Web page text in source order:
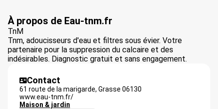
À propos de Eau-tnm.fr
TnM
Tnm, adoucisseurs d'eau et filtres sous évier. Votre
partenaire pour la suppression du calcaire et des
indésirables. Diagnostic gratuit et sans engagement.
Contact
61 route de la marigarde, Grasse 06130
www.eau-tnm.fr/
Maison & jardin